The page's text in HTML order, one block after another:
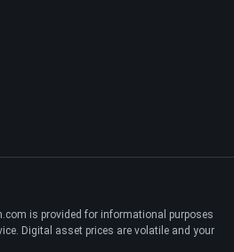
is provided for informational purposes
Digital asset prices are volatile and your